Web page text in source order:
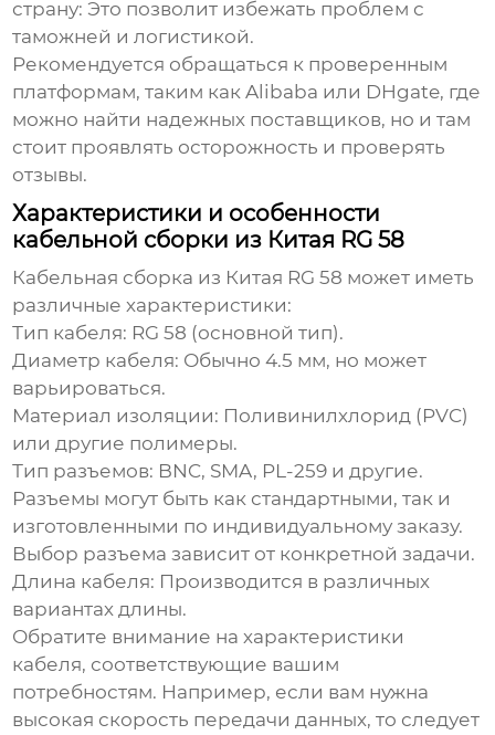
страну: Это позволит избежать проблем с
таможней и логистикой.
Рекомендуется обращаться к проверенным
платформам, таким как Alibaba или DHgate, где
можно найти надежных поставщиков, но и там
стоит проявлять осторожность и проверять
отзывы.
Характеристики и особенности
кабельной сборки из Китая RG 58
Кабельная сборка из Китая RG 58 может иметь
различные характеристики:
Тип кабеля: RG 58 (основной тип).
Диаметр кабеля: Обычно 4.5 мм, но может
варьироваться.
Материал изоляции: Поливинилхлорид (PVC)
или другие полимеры.
Тип разъемов: BNC, SMA, PL-259 и другие.
Разъемы могут быть как стандартными, так и
изготовленными по индивидуальному заказу.
Выбор разъема зависит от конкретной задачи.
Длина кабеля: Производится в различных
вариантах длины.
Обратите внимание на характеристики
кабеля, соответствующие вашим
потребностям. Например, если вам нужна
высокая скорость передачи данных, то следует